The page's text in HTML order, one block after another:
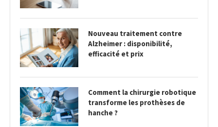
Nouveau traitement contre
Alzheimer : disponibilité,
efficacité et prix
Comment la chirurgie robotique
transforme les prothèses de
hanche ?